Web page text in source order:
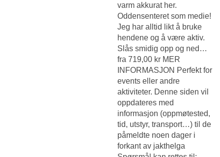
varm akkurat her.
Oddensenteret som medie!
Jeg har alltid likt å bruke
hendene og å være aktiv.
Slås smidig opp og ned…
fra 719,00 kr MER
INFORMASJON Perfekt for
events eller andre
aktiviteter. Denne siden vil
oppdateres med
informasjon (oppmøtested,
tid, utstyr, transport…) til de
påmeldte noen dager i
forkant av jakthelga